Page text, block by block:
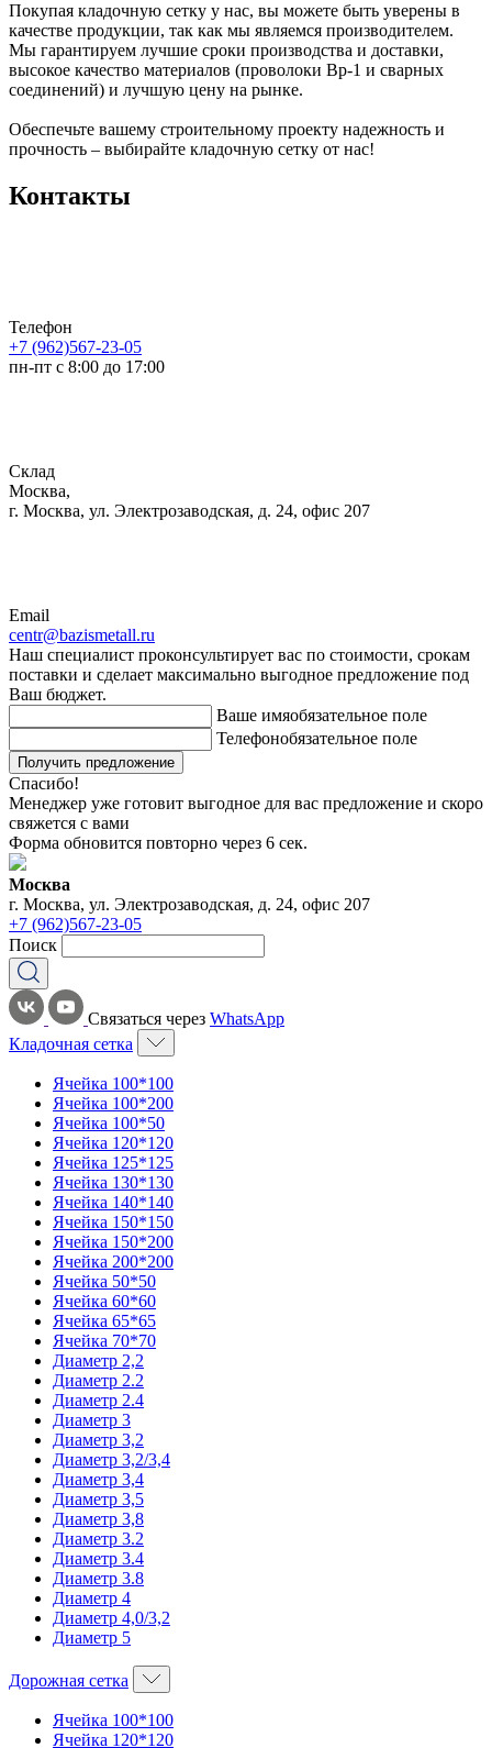
Покупая кладочную сетку у нас, вы можете быть уверены в
качестве продукции, так как мы являемся производителем.
Мы гарантируем лучшие сроки производства и доставки,
высокое качество материалов (проволоки Вр-1 и сварных
соединений) и лучшую цену на рынке.
Обеспечьте вашему строительному проекту надежность и
прочность – выбирайте кладочную сетку от нас!
Контакты
Телефон
+7 (962)567-23-05
пн-пт с 8:00 до 17:00
Склад
Москва,
г. Москва, ул. Электрозаводская, д. 24, офис 207
Email
centr@bazismetall.ru
Наш специалист проконсультирует вас по стоимости, срокам
поставки и сделает максимально выгодное предложение под
Ваш бюджет.
Ваше имяобязательное поле
Телефонобязательное поле
Получить предложение
Спасибо!
Менеджер уже готовит выгодное для вас предложение и скоро
свяжется с вами
Форма обновится повторно через 6 сек.
Москва
г. Москва, ул. Электрозаводская, д. 24, офис 207
+7 (962)567-23-05
Поиск
Связаться через WhatsApp
Кладочная сетка
Ячейка 100*100
Ячейка 100*200
Ячейка 100*50
Ячейка 120*120
Ячейка 125*125
Ячейка 130*130
Ячейка 140*140
Ячейка 150*150
Ячейка 150*200
Ячейка 200*200
Ячейка 50*50
Ячейка 60*60
Ячейка 65*65
Ячейка 70*70
Диаметр 2,2
Диаметр 2.2
Диаметр 2.4
Диаметр 3
Диаметр 3,2
Диаметр 3,2/3,4
Диаметр 3,4
Диаметр 3,5
Диаметр 3,8
Диаметр 3.2
Диаметр 3.4
Диаметр 3.8
Диаметр 4
Диаметр 4,0/3,2
Диаметр 5
Дорожная сетка
Ячейка 100*100
Ячейка 120*120